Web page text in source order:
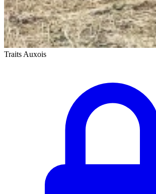
Traits Auxois